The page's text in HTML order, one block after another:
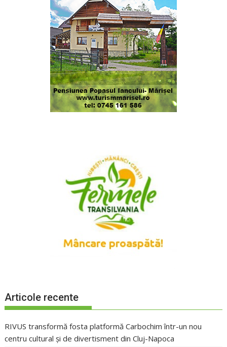
Articole recente
RIVUS transformă fosta platformă Carbochim într-un nou
centru cultural și de divertisment din Cluj-Napoca